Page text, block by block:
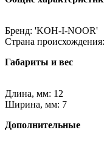
Бренд: 'KOH-I-NOOR'
Страна
Габариты и вес
Длина, мм: 12
Ширина, мм: 7
Дополнительные